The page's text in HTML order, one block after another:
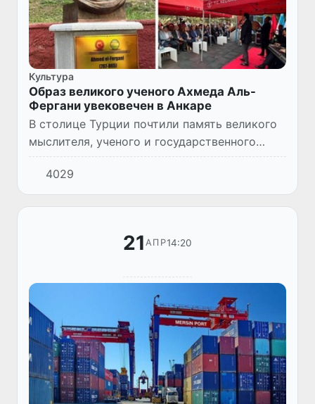
Культура
Образ великого ученого Ахмеда Аль-
Фергани увековечен в Анкаре
В столице Турции почтили память великого
мыслителя, ученого и государственного
деятеля Ахмеда аль-Фергани и провели
церемонию открытия его бюста.
4029
21 АПР14:20